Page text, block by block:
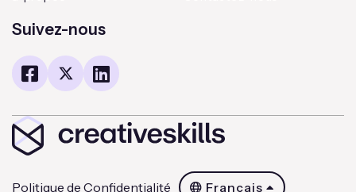
Suivez-nous
Politique de Confidentialité Français